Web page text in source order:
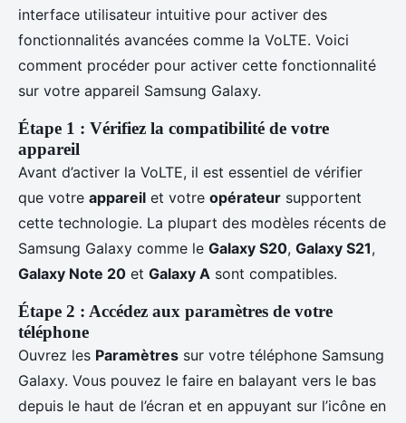
interface utilisateur intuitive pour activer des
fonctionnalités avancées comme la VoLTE. Voici
comment procéder pour activer cette fonctionnalité
sur votre appareil Samsung Galaxy.
Étape 1 : Vérifiez la compatibilité de votre
appareil
Avant d’activer la VoLTE, il est essentiel de vérifier
que votre appareil et votre opérateur supportent
cette technologie. La plupart des modèles récents de
Samsung Galaxy comme le Galaxy S20, Galaxy S21,
Galaxy Note 20 et Galaxy A sont compatibles.
Étape 2 : Accédez aux paramètres de votre
téléphone
Ouvrez les Paramètres sur votre téléphone Samsung
Galaxy. Vous pouvez le faire en balayant vers le bas
depuis le haut de l’écran et en appuyant sur l’icône en